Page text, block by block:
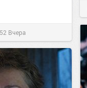
Вчера